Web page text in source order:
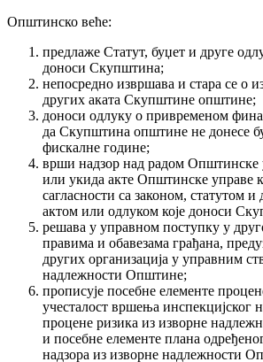
Општинско веће:
предлаже Статут, буџет и друге
доноси Скупштина;
непосредно извршава и стара се о
других аката Скупштине општине;
доноси одлуку о привременом
да Скупштина општине не донесе
фискалне године;
врши надзор над радом Општинске
или укида акте Општинске управе
сагласности са законом, статутом
актом или одлуком које доноси
решава у управном поступку у
правима и обавезама грађана,
других организација у управним
надлежности Општине;
прописује посебне елементе
учесталост вршења инспекцијског
процене ризика из изворне
и посебне елементе плана
надзора из изворне надлежности